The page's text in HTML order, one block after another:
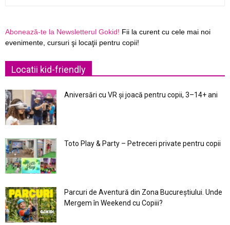
Abonează-te la Newsletterul Gokid! Fii la curent cu cele mai noi
evenimente, cursuri şi locaţii pentru copii!
Locatii kid-friendly
Aniversări cu VR și joacă pentru copii, 3–14+ ani
Toto Play & Party – Petreceri private pentru copii
Parcuri de Aventură din Zona Bucureştiului. Unde
Mergem în Weekend cu Copiii?